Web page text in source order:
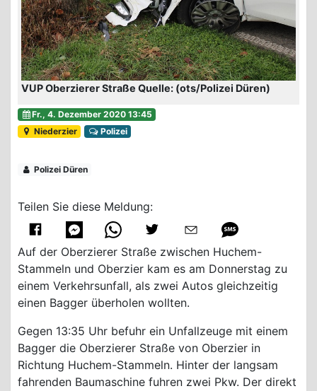
VUP Oberzierer Straße Quelle: (ots/Polizei Düren)
Fr., 4. Dezember 2020 13:45
Niederzier
Polizei
Polizei Düren
Teilen Sie diese Meldung:
Auf der Oberzierer Straße zwischen Huchem-
Stammeln und Oberzier kam es am Donnerstag zu
einem Verkehrsunfall, als zwei Autos gleichzeitig
einen Bagger überholen wollten.
Gegen 13:35 Uhr befuhr ein Unfallzeuge mit einem
Bagger die Oberzierer Straße von Oberzier in
Richtung Huchem-Stammeln. Hinter der langsam
fahrenden Baumaschine fuhren zwei Pkw. Der direkt